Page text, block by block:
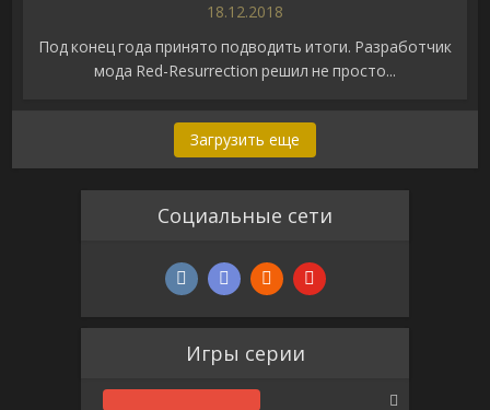
18.12.2018
Под конец года принято подводить итоги. Разработчик
мода Red-Resurrection решил не просто...
Загрузить еще
Социальные сети
Игры серии